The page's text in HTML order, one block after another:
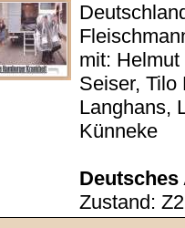
mit:
Seiser, Tilo
Langhans,
Künneke
Deutsches
Zustand: Z2